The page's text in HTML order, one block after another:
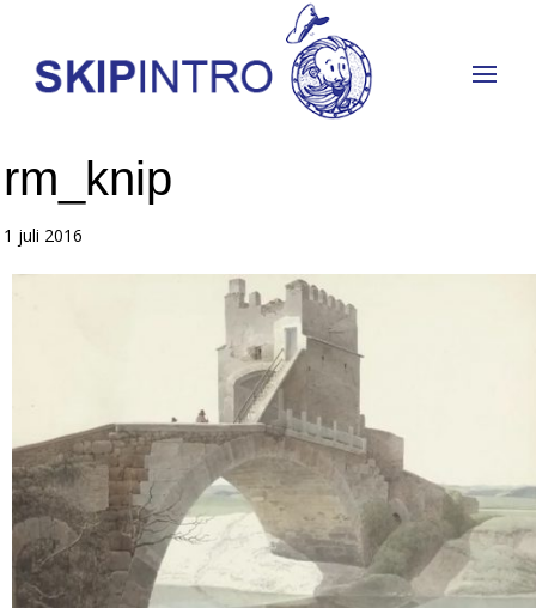
rm_knip
1 juli 2016